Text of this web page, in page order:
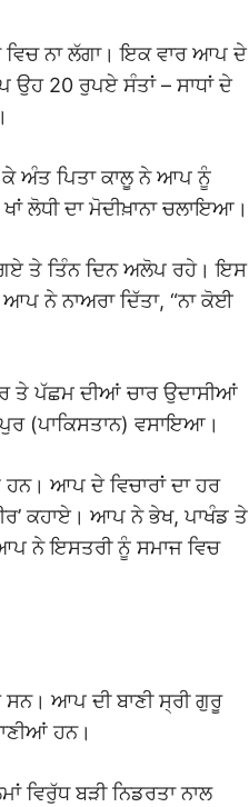
ਵਿਚ ਨਾ ਲੱਗਾ। ਇਕ ਵਾਰ ਆਪ ਦੇ
20 ਰੁਪਏ ਸੰਤਾਂ – ਸਾਧਾਂ ਦੇ
ਕੇ ਅੰਤ ਪਿਤਾ ਕਾਲੂ ਨੇ ਆਪ ਨੂੰ
ਲੋਧੀ ਦਾ ਮੋਦੀਖ਼ਾਨਾ ਚਲਾਇਆ।
ਤੇ ਤਿੰਨ ਦਿਨ ਅਲੋਪ ਰਹੇ। ਇਸ
ਨੇ ਨਾਅਰਾ ਦਿੱਤਾ, “ਨਾ ਕੋਈ
ਤੇ ਪੱਛਮ ਦੀਆਂ ਚਾਰ ਉਦਾਸੀਆਂ
(ਪਾਕਿਸਤਾਨ) ਵਸਾਇਆ।
ਹਨ। ਆਪ ਦੇ ਵਿਚਾਰਾਂ ਦਾ ਹਰ
ਕਹਾਏ। ਆਪ ਨੇ ਭੇਖ, ਪਾਖੰਡ ਤੇ
ਨੇ ਇਸਤਰੀ ਨੂੰ ਸਮਾਜ ਵਿਚ
ਸਨ। ਆਪ ਦੀ ਬਾਣੀ ਸ੍ਰੀ ਗੁਰੂ
ਹਨ।
ਬੜੀ ਨਿਡਰਤਾ ਨਾਲ